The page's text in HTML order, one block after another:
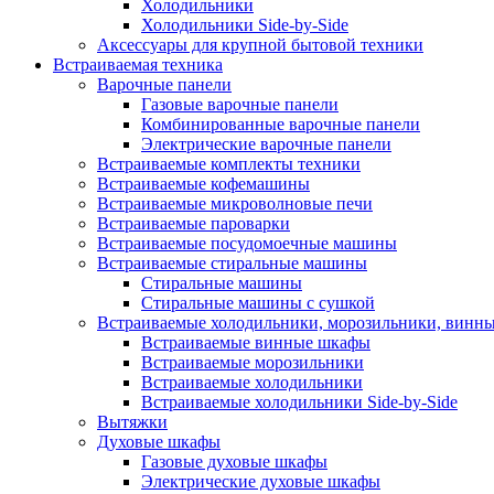
Холодильники
Холодильники Side-by-Side
Аксессуары для крупной бытовой техники
Встраиваемая техника
Варочные панели
Газовые варочные панели
Комбинированные варочные панели
Электрические варочные панели
Встраиваемые комплекты техники
Встраиваемые кофемашины
Встраиваемые микроволновые печи
Встраиваемые пароварки
Встраиваемые посудомоечные машины
Встраиваемые стиральные машины
Стиральные машины
Стиральные машины с сушкой
Встраиваемые холодильники, морозильники,
Встраиваемые винные шкафы
Встраиваемые морозильники
Встраиваемые холодильники
Встраиваемые холодильники Side-by-Side
Вытяжки
Духовые шкафы
Газовые духовые шкафы
Электрические духовые шкафы